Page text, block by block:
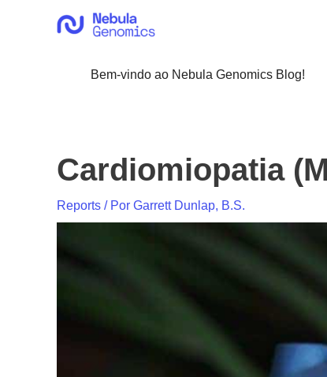
Bem-vindo ao Nebula Genomics Blog!
Cardiomiopatia
Reports / Por Garrett Dunlap, B.S.